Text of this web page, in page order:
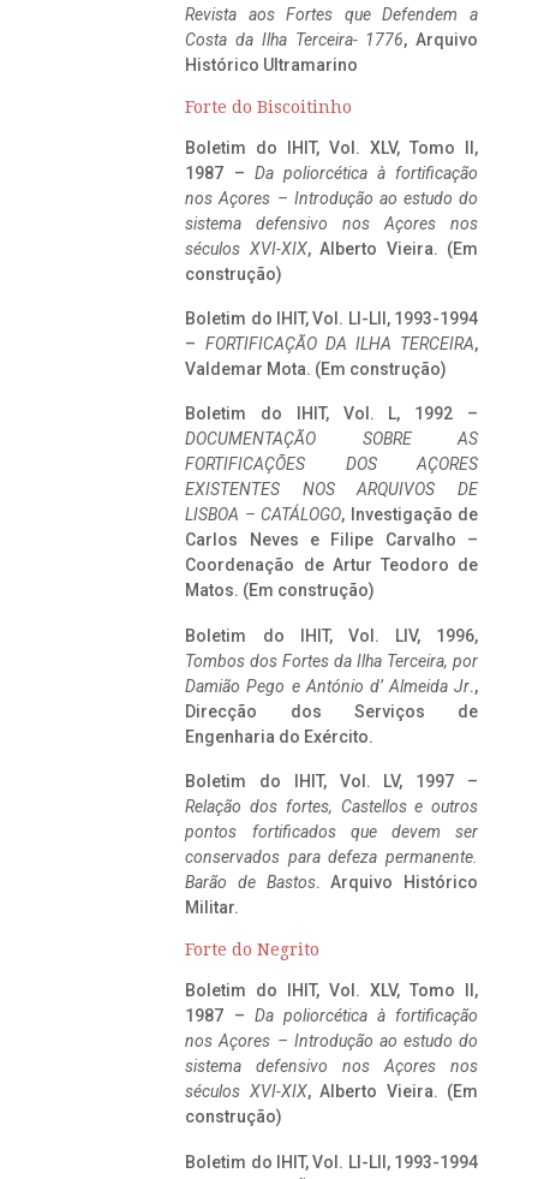
Revista aos Fortes que Defendem a
Costa da Ilha Terceira- 1776, Arquivo
Histórico Ultramarino
Forte do Biscoitinho
Boletim do IHIT, Vol. XLV, Tomo II,
1987 – Da poliorcética à fortificação
nos Açores – Introdução ao estudo do
sistema defensivo nos Açores nos
séculos XVI-XIX, Alberto Vieira. (Em
construção)
Boletim do IHIT, Vol. LI-LII, 1993-1994
– FORTIFICAÇÃO DA ILHA TERCEIRA,
Valdemar Mota. (Em construção)
Boletim do IHIT, Vol. L, 1992 –
DOCUMENTAÇÃO SOBRE AS
FORTIFICAÇÕES DOS AÇORES
EXISTENTES NOS ARQUIVOS DE
LISBOA – CATÁLOGO, Investigação de
Carlos Neves e Filipe Carvalho –
Coordenação de Artur Teodoro de
Matos. (Em construção)
Boletim do IHIT, Vol. LIV, 1996,
Tombos dos Fortes da Ilha Terceira, por
Damião Pego e António d’ Almeida Jr.,
Direcção dos Serviços de
Engenharia do Exército.
Boletim do IHIT, Vol. LV, 1997 –
Relação dos fortes, Castellos e outros
pontos fortificados que devem ser
conservados para defeza permanente.
Barão de Bastos. Arquivo Histórico
Militar.
Forte do Negrito
Boletim do IHIT, Vol. XLV, Tomo II,
1987 – Da poliorcética à fortificação
nos Açores – Introdução ao estudo do
sistema defensivo nos Açores nos
séculos XVI-XIX, Alberto Vieira. (Em
construção)
Boletim do IHIT, Vol. LI-LII, 1993-1994